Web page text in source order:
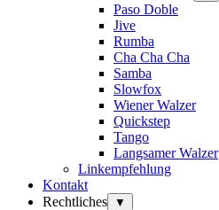
Paso Doble
Jive
Rumba
Cha Cha Cha
Samba
Slowfox
Wiener Walzer
Quickstep
Tango
Langsamer Walzer
Linkempfehlung
Kontakt
Rechtliches
▼